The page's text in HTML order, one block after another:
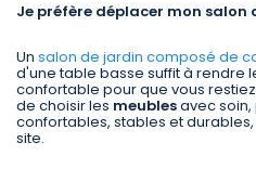
Je préfère déplacer mon salon
Un salon de jardin composé de
d'une table basse suffit à rendre
confortable pour que vous
de choisir les meublesavec
confortables, stables et
site.